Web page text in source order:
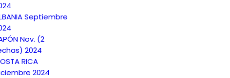
Septiembre
Nov. (2
2024
RICA
2024